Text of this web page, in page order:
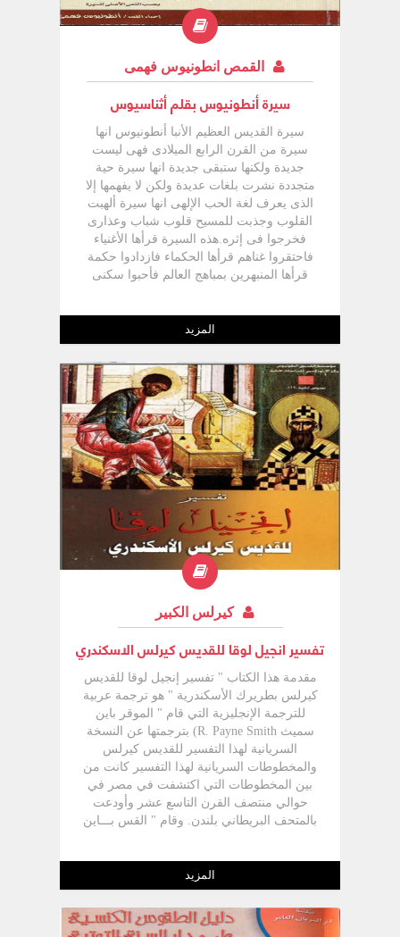
القمص انطونيوس فهمى
سيرة أنطونيوس بقلم أثناسيوس
سيرة القديس العظيم الأنبا أنطونيوس انها
سيرة من القرن الرابع الميلادى فهى ليست
جديدة ولكنها ستبقى جديدة انها سيرة حية
متجددة نشرت بلغات عديدة ولكن لا يفهمها إلا
الذى يعرف لغة الحب الإلهى انها سيرة ألهبت
القلوب وجذبت للمسيح قلوب شباب وعذارى
فخرجوا فى إثره.هذه السيرة قرأها الأغنياء
فاحتقروا غناهم قرأها الحكماء فازدادوا حكمة
قرأها المنبهرين بمباهج العالم فأحبوا سكنى
القارئ أن سيرة العظيم الأنبا أنطونيوس كانت
سببا ً قويا ً فى توبة وتغيير القديس
أوغسطينوس.
المزيد
كيرلس الكبير
تفسير انجيل لوقا للقديس كيرلس الاسكندري
مقدمة هذا الكتاب " تفسير إنجيل لوقا للقديس
كيرلس بطريرك الأسكندرية " هو ترجمة عربية
للترجمة الإنجليزية التي قام " الموقر باين
سميث R. Payne Smith) بترجمتها عن النسخة
السريانية لهذا التفسير للقديس كيرلس
والمخطوطات السريانية لهذا التفسير كانت من
بين المخطوطات التي اكتشفت في مصر في
حوالي منتصف القرن التاسع عشر وأودعت
بالمتحف البريطاني بلندن. وقام " القس بـــاين
مجلدين. وأخيرا قامت دار "ستوديون للنشر
Studion Publisher. INC" بنيويورك بإعادة طبع
ترجمة "باين سميث" الإنجليزية في مايو ۱۹۸۳
المزيد